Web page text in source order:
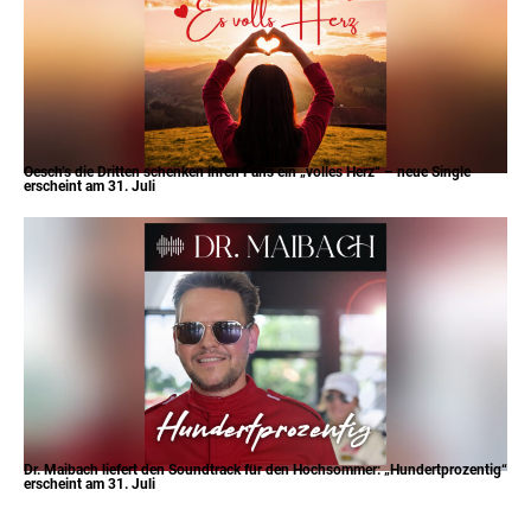
Oesch’s die Dritten schenken ihren Fans ein „volles Herz“ – neue Single
erscheint am 31. Juli
Dr. Maibach liefert den Soundtrack für den Hochsommer: „Hundertprozentig“
erscheint am 31. Juli